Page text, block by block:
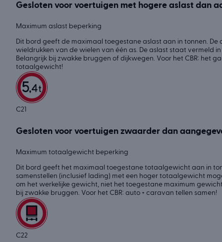
Gesloten voor voertuigen met hogere aslast dan
Maximum aslast beperking
Dit bord geeft de maximaal toegestane aslast aan in tonnen. De
wieldrukken van de wielen van één as. De aslast staat vermeld
Belangrijk bij zwakke bruggen of dijkwegen. Voor het CBR: het
totaalgewicht!
C21
Gesloten voor voertuigen zwaarder dan
Maximum totaalgewicht beperking
Dit bord geeft het maximaal toegestane totaalgewicht aan in
samenstellen (inclusief lading) met een hoger totaalgewicht
om het werkelijke gewicht, niet het toegestane maximum
bij zwakke bruggen. Voor het CBR: auto + caravan tellen samen!
C22